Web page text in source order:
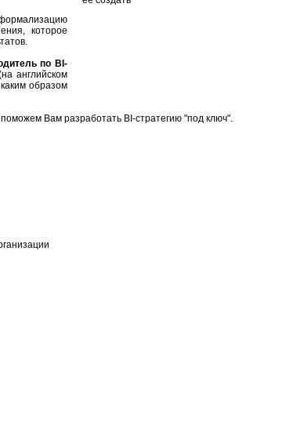
формализацию
которое
по BI-
английском
образом
Вам разработать BI-стратегию "под ключ".